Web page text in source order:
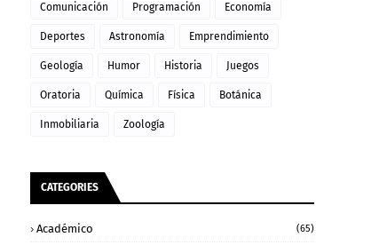
Comunicación Programación Economía
Deportes Astronomía Emprendimiento
Geología Humor Historia Juegos
Oratoria Química Física Botánica
Inmobiliaria Zoología
CATEGORIES
Académico (65)